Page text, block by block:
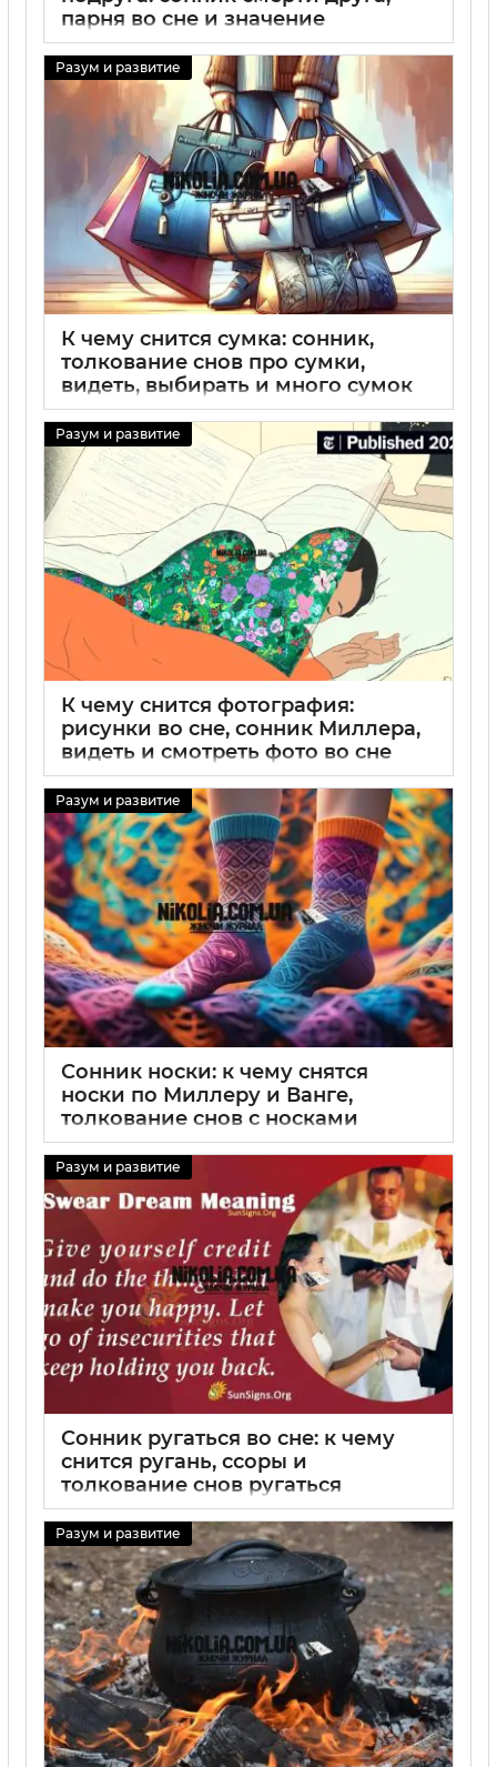
парня во сне и значение
подобных снов
29 08 2025
Разум и развитие
К чему снится сумка: сонник,
толкование снов про сумки,
видеть, выбирать и много сумок
во сне
29 08 2025
Разум и развитие
К чему снится фотография:
рисунки во сне, сонник Миллера,
видеть и смотреть фото во сне
29 08 2025 0
Разум и развитие
Сонник носки: к чему снятся
носки по Миллеру и Ванге,
толкование снов с носками
29 08 2025 0
Разум и развитие
Сонник ругаться во сне: к чему
снится ругань, ссоры и
толкование снов ругаться
29 08 2025 0
Разум и развитие